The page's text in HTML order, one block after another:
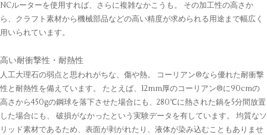
NCルーターを使用すれば、さらに複雑なかこうも。 その加工性の高さか
ら、クラフト素材から機械部品などの高い精度が求められる用途まで幅広く
用いられています。
高い耐衝撃性・耐熱性
人工大理石の弱点と思われがちな、傷や熱。 コーリアン®なら優れた耐衝撃
性と耐熱性を備えています。 たとえば、12mm厚のコーリアン®に90cmの
高さから450gの鋼球を落下させた場合にも、280℃に熱された鍋を5分間放置
した場合にも、 破損がなかったという実験データを有しています。 均質なソ
リッド素材であるため、表面が剥がれたり、液体が染み込むこともありませ